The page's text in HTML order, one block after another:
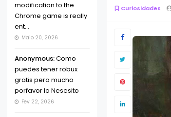
modification to the
Chrome game is really
ent...
Maio 20, 2026
Anonymous:Como
puedes tener robux
gratis pero mucho
porfavor lo Nesesito
Fev 22, 2026
Curiosidades